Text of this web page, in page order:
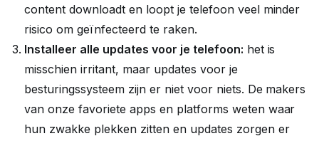
content downloadt en loopt je telefoon veel minder
risico om geïnfecteerd te raken.
Installeer alle updates voor je telefoon: het is
misschien irritant, maar updates voor je
besturingssysteem zijn er niet voor niets. De makers
van onze favoriete apps en platforms weten waar
hun zwakke plekken zitten en updates zorgen er